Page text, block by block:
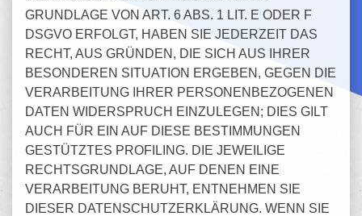
GRUNDLAGE VON ART. 6 ABS. 1 LIT. E ODER F
DSGVO ERFOLGT, HABEN SIE JEDERZEIT DAS
RECHT, AUS GRÜNDEN, DIE SICH AUS IHRER
BESONDEREN SITUATION ERGEBEN, GEGEN DIE
VERARBEITUNG IHRER PERSONENBEZOGENEN
DATEN WIDERSPRUCH EINZULEGEN; DIES GILT
AUCH FÜR EIN AUF DIESE BESTIMMUNGEN
GESTÜTZTES PROFILING. DIE JEWEILIGE
RECHTSGRUNDLAGE, AUF DENEN EINE
VERARBEITUNG BERUHT, ENTNEHMEN SIE
DIESER DATENSCHUTZERKLÄRUNG. WENN SIE